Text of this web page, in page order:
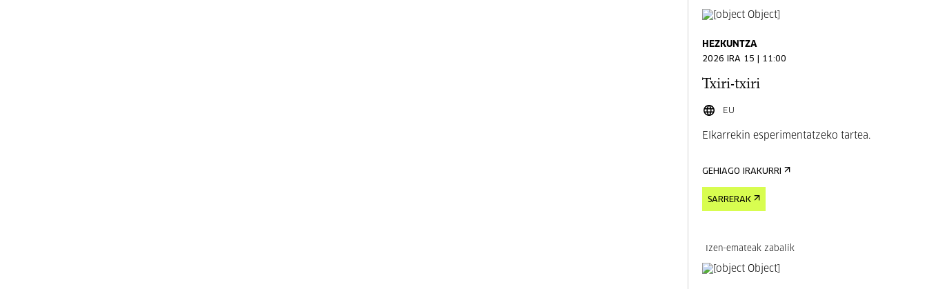
HEZKUNTZA
2026 IRA 15 | 11:00
Txiri-txiri
EU
Elkarrekin esperimentatzeko tartea.
GEHIAGO IRAKURRI
SARRERAK
Izen-emateak zabalik